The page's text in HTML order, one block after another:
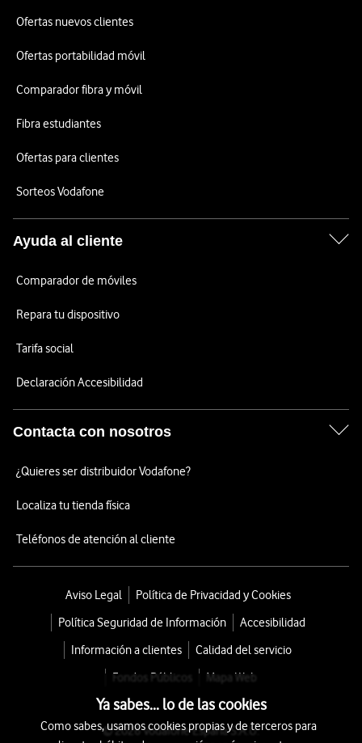
Ofertas nuevos clientes
Ofertas portabilidad móvil
Comparador fibra y móvil
Fibra estudiantes
Ofertas para clientes
Sorteos Vodafone
Ayuda al cliente
Comparador de móviles
Repara tu dispositivo
Tarifa social
Declaración Accesibilidad
Contacta con nosotros
¿Quieres ser distribuidor Vodafone?
Localiza tu tienda física
Teléfonos de atención al cliente
Aviso Legal
Política de Privacidad y Cookies
Política Seguridad de Información
Accesibilidad
Información a clientes
Calidad del servicio
Fondos Públicos
Mapa Web
© 2026 Vodafone España S.A.U.
Ya sabes... lo de las cookies
Como sabes, usamos cookies propias y de terceros para